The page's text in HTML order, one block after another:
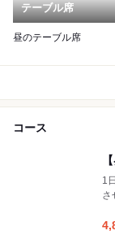
テーブル席
昼のテーブル席
コース
1日
させ